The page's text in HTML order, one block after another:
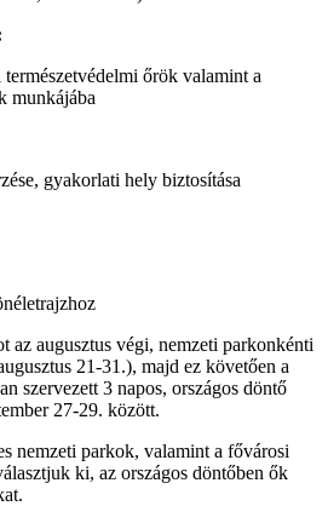
őrök valamint a
munkájába
gyakorlati hely biztosítása
az augusztus végi, nemzeti parkonkénti
21-31.), majd ez követően a
szervezett 3 napos, országos döntő
27-29. között.
nemzeti parkok, valamint a fővárosi
ki, az országos döntőben ők